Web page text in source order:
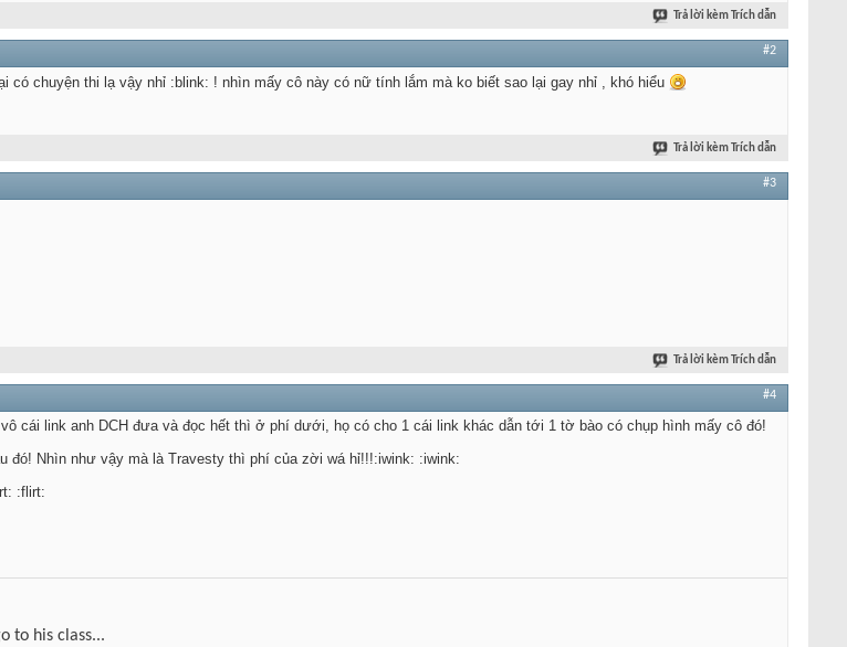
Trả lời kèm Trích dẫn
#2
có chuyện thi lạ vậy nhỉ :blink: ! nhìn mấy cô này có nữ tính lắm mà ko biết sao lại gay nhỉ , khó hiểu
Trả lời kèm Trích dẫn
#3
Trả lời kèm Trích dẫn
#4
cái link anh DCH đưa và đọc hết thì ở phí dưới, họ có cho 1 cái link khác dẫn tới 1 tờ bào có chụp hình mấy cô đó!
đó! Nhìn như vậy mà là Travesty thì phí của zời wá hỉ!!!:iwink: :iwink:
:flirt:
to his class...